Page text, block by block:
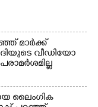
മാർക്ക്
വീഡിയോ
ലൈംഗിക